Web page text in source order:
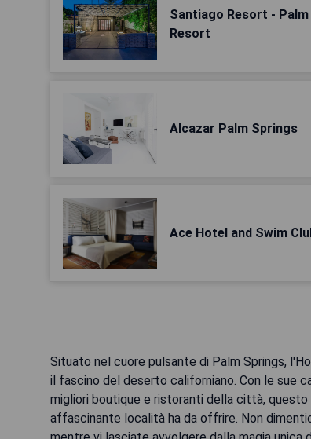
Santiago Resort - Palm
Resort
Alcazar Palm Springs
Ace Hotel and Swim
Situato nel cuore pulsante di Palm Springs,
il fascino del deserto californiano. Con le sue
migliori boutique e ristoranti della città,
affascinante località ha da offrire. Non